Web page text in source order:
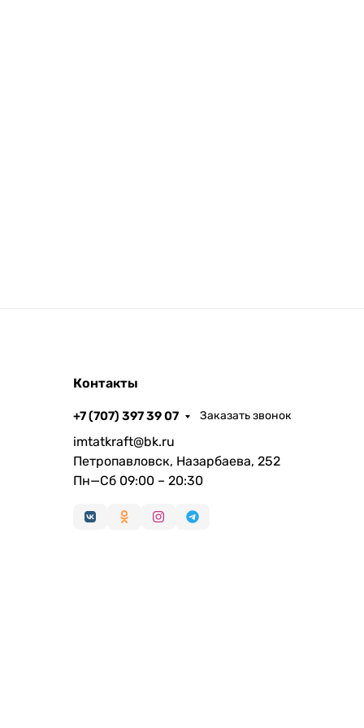
Контакты
+7 (707) 397 39 07 Заказать звонок
imtatkraft@bk.ru
Петропавловск, Назарбаева, 252
Пн—Сб 09:00 – 20:30